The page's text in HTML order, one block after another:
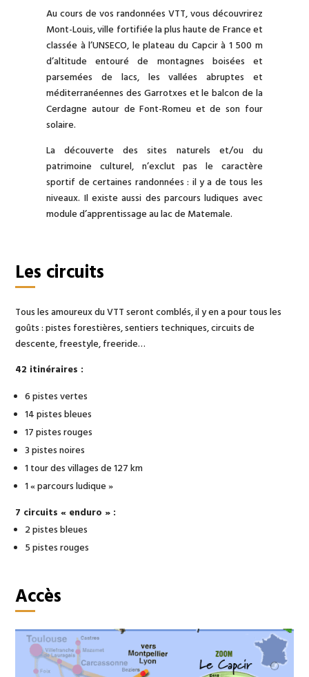
Au cours de vos randonnées VTT, vous découvrirez
Mont-Louis, ville fortifiée la plus haute de France et
classée à l’UNSECO, le plateau du Capcir à 1 500 m
d’altitude entouré de montagnes boisées et
parsemées de lacs, les vallées abruptes et
méditerranéennes des Garrotxes et le balcon de la
Cerdagne autour de Font-Romeu et de son four
solaire.
La découverte des sites naturels et/ou du
patrimoine culturel, n’exclut pas le caractère
sportif de certaines randonnées : il y a de tous les
niveaux. Il existe aussi des parcours ludiques avec
module d’apprentissage au lac de Matemale.
Les circuits
Tous les amoureux du VTT seront comblés, il y en a pour tous les
goûts : pistes forestières, sentiers techniques, circuits de
descente, freestyle, freeride…
42 itinéraires :
6 pistes vertes
14 pistes bleues
17 pistes rouges
3 pistes noires
1 tour des villages de 127 km
1 « parcours ludique »
7 circuits « enduro » :
2 pistes bleues
5 pistes rouges
Accès